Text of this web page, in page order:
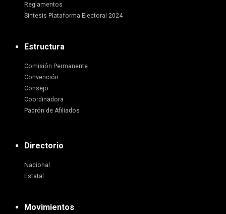
Reglamentos
Síntesis Plataforma Electoral 2024
Estructura
Comisión Permanente
Convención
Consejo
Coordinadora
Padrón de Afiliados
Directorio
Nacional
Estatal
Movimientos